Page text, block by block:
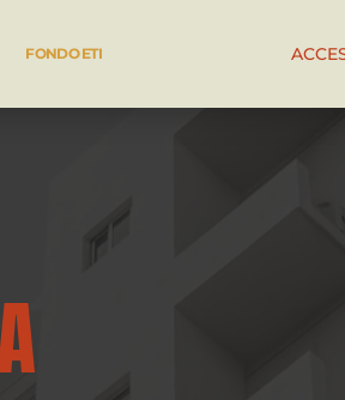
FONDO ETI